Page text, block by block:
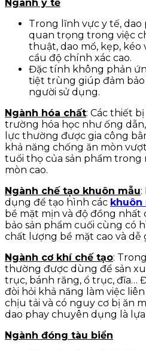
Ngành y tế
Trong lĩnh vực y tế, dao
quan trọng trong việc
thuật, dao mổ, kẹp, kéo
cầu độ chính xác cao.
Đặc tính không phản
tiệt trùng giúp đảm
người sử dụng.
Ngành hóa chất: Các thiết
trường hóa học như ống
lực thường được gia công
khả năng chống ăn mòn
tuổi thọ của sản phẩm trong
mòn cao.
Ngành chế tạo khuôn mẫu:
dụng để tạo hình các khuôn
bề mặt mịn và độ đồng nhất
bảo sản phẩm cuối cùng có
chất lượng bề mặt cao và dễ
Ngành cơ khí chế tạo:
thường được dùng để sản
trục, bánh răng, ổ trục, đĩa…
đòi hỏi khả năng làm việc
chịu tải và có nguy cơ bị ăn
dao phay chuyên dụng là
Ngành đóng tàu biển